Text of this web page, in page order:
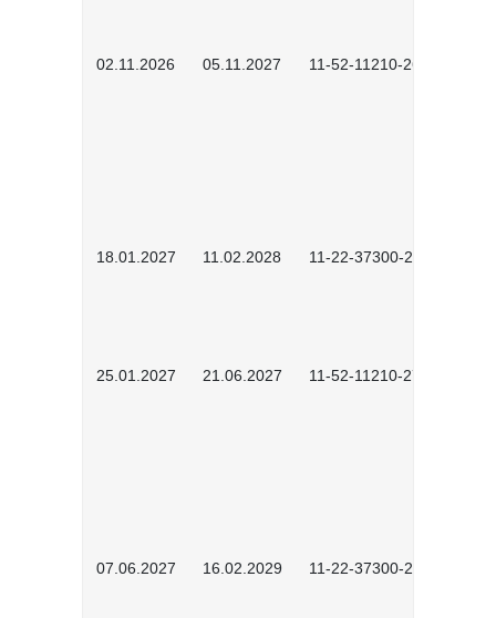
02.11.2026 05.11.2027 11-52-11210-2604
18.01.2027 11.02.2028 11-22-37300-2701
25.01.2027 21.06.2027 11-52-11210-2701
07.06.2027 16.02.2029 11-22-37300-2702